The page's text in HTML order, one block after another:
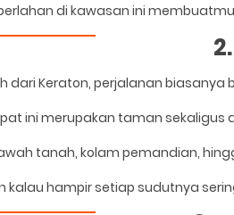
di kawasan ini
dari Keraton, perjalanan biasanya
ini merupakan taman sekaligus
tanah, kolam pemandian,
kalau hampir setiap sudutnya